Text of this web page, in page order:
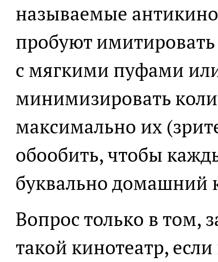
называемые
пробуют
с мягкими пуфами
минимизировать
максимально их
обообить, чтобы
буквально домашний
Вопрос только в том,
такой кинотеатр,